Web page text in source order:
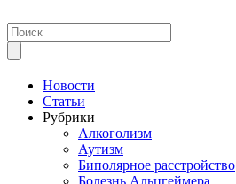
Новости
Статьи
Рубрики
Алкоголизм
Аутизм
Биполярное расстройство
Болезнь Альцгеймера